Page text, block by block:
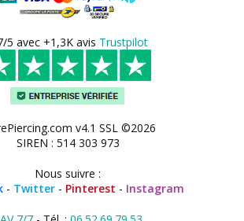
5 avec +1,3K avis Trustpilot
v4.1 SSL ©2026
SIREN : 514 303 973
Nous suivre :
- Twitter - Pinterest - Instagram